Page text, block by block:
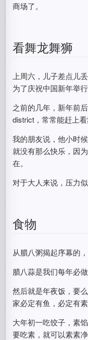
商场了。
看舞龙舞狮
上周六，儿子差点儿
为了庆祝中国新年举
之前的几年，新年前
district，常常能赶上看
我的朋友说，他小时
就没有那么快乐，因
在。
对于大人来说，压力
食物
从腊八粥揭起序幕的
腊八蒜是我们每年必做
然后就是年夜饭，要
家必定有鱼，必定有素
大年初一吃饺子，素
要吃素，就可以素素